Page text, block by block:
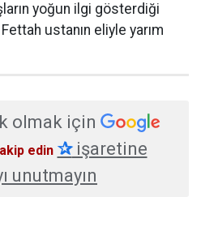
yoğun ilgi gösterdiği
ustanın eliyle yarım
olmak için
edin ✰işaretine
unutmayın